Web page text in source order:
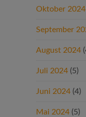
Oktober 2024
September
August 2024
Juli 2024 (5)
Juni 2024 (4)
Mai 2024 (5)